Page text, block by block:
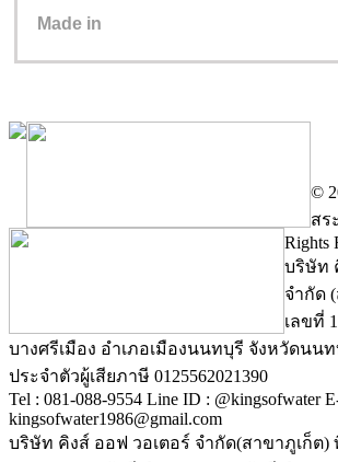
Made in
©
สร
Rights
บริษัท
จำกัด
เลขที่
บางศรีเมือง อำเภอเมืองนนทบุรี จังหวัดนนท
ประจำตัวผู้เสียภาษี 0125562021390
Tel : 081-088-9554 Line ID : @kingsofwater
kingsofwater1986@gmail.com
บริษัท คิงส์ ออฟ วอเตอร์ จำกัด(สาขาภูเก็ต)